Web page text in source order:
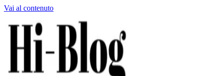
Vai al contenuto